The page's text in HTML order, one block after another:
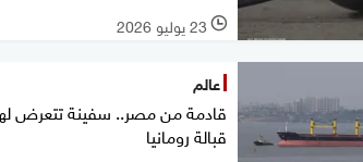
l 23 يوليو 2026
عالم
قادمة من مصر.. سفينة تتعرض
قبالة رومانيا